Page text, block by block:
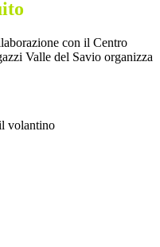
con il Centro
Valle del Savio organizza
volantino